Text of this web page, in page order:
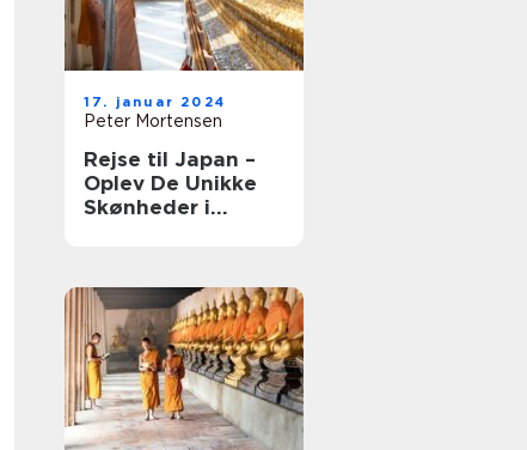
17. januar 2024
Peter Mortensen
Rejse til Japan –
Oplev De Unikke
Skønheder i